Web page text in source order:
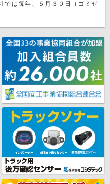
では毎年、５月３０日（ゴミゼ